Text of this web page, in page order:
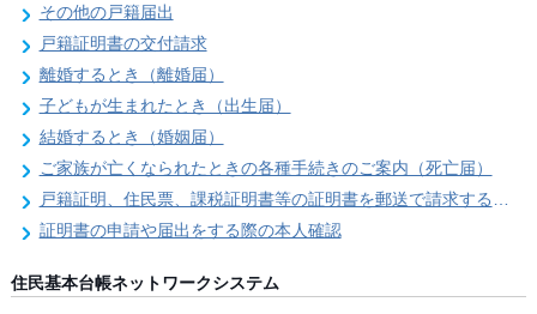
その他の戸籍届出
戸籍証明書の交付請求
離婚するとき（離婚届）
子どもが生まれたとき（出生届）
結婚するとき（婚姻届）
ご家族が亡くなられたときの各種手続きのご案内（死亡届）
戸籍証明、住民票、課税証明書等の証明書を郵送で請求する際の本人確認
証明書の申請や届出をする際の本人確認
住民基本台帳ネットワークシステム